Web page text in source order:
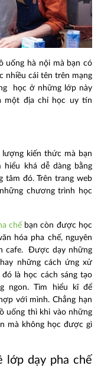
uống hà nội mà bạn có
nhiều cái tên trên mạng
học ở những lớp này
một địa chỉ học uy tín
kiến thức mà bạn
khá dễ dàng bằng
tâm đó. Trên trang web
chương trình học
chếbạn còn được học
hóa pha chế, nguyên
cafe. Được dạy những
những cách ứng xử
là học cách sáng tạo
ngon. Tìm hiểu kĩ để
với mình. Chẳng hạn
uống thì khi vào những
mà không học được gì
lớp dạy pha chế